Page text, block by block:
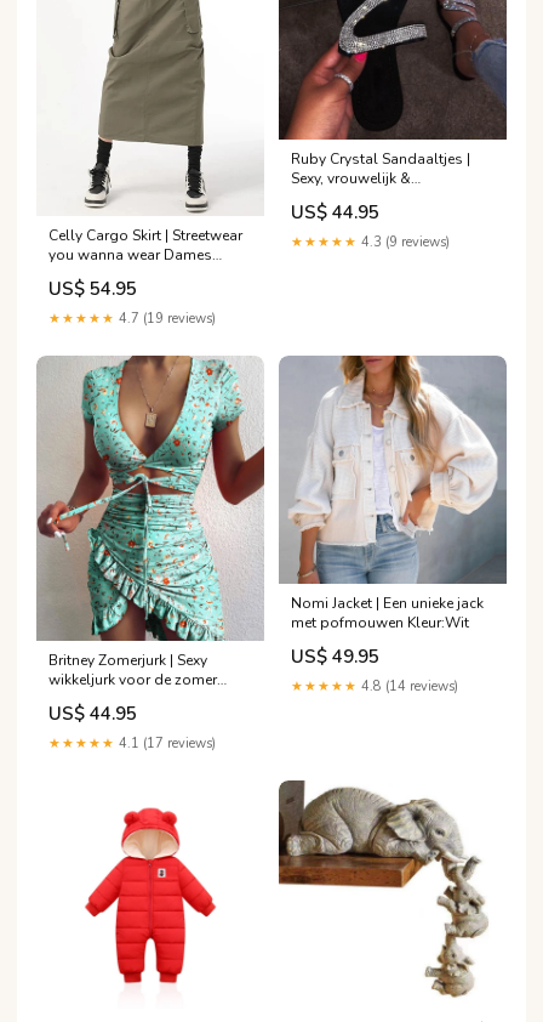
Celly Cargo Skirt | Streetwear
you wanna wear Dames
slippers
US$ 54.95
★★★★★ 4.7 (19 reviews)
Ruby Crystal Sandaaltjes |
Sexy, vrouwelijk &
comfortabel! Kleur:Blauw
US$ 44.95
★★★★★ 4.3 (9 reviews)
Britney Zomerjurk | Sexy
wikkeljurk voor de zomer
Maat:S
US$ 44.95
★★★★★ 4.1 (17 reviews)
Nomi Jacket | Een unieke jack
met pofmouwen Kleur:Wit
US$ 49.95
★★★★★ 4.8 (14 reviews)